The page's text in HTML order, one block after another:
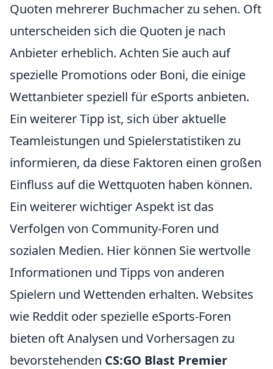
Quoten mehrerer Buchmacher zu sehen. Oft
unterscheiden sich die Quoten je nach
Anbieter erheblich. Achten Sie auch auf
spezielle Promotions oder Boni, die einige
Wettanbieter speziell für eSports anbieten.
Ein weiterer Tipp ist, sich über aktuelle
Teamleistungen und Spielerstatistiken zu
informieren, da diese Faktoren einen großen
Einfluss auf die Wettquoten haben können.
Ein weiterer wichtiger Aspekt ist das
Verfolgen von Community-Foren und
sozialen Medien. Hier können Sie wertvolle
Informationen und Tipps von anderen
Spielern und Wettenden erhalten. Websites
wie Reddit oder spezielle eSports-Foren
bieten oft Analysen und Vorhersagen zu
bevorstehenden CS:GO Blast Premier